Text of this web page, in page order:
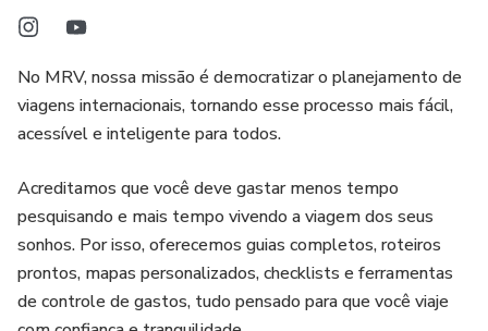
• Sugestões de hospedagem com localização estratégica
• Restaurantes, cafés e bares que representam o melhor
da culinária tirolesa e austríaca
• Guia completo de transporte público e dicas práticas para
circular com facilidade
• Dicas culturais para se conectar de verdade com a cidade
🎁 Bônus exclusivos:
No MRV, nossa missão é democratizar o planejamento de
viagens internacionais, tornando esse processo mais fácil,
acessível e inteligente para todos.
Acreditamos que você deve gastar menos tempo
pesquisando e mais tempo vivendo a viagem dos seus
sonhos. Por isso, oferecemos guias completos, roteiros
prontos, mapas personalizados, checklists e ferramentas
de controle de gastos, tudo pensado para que você viaje